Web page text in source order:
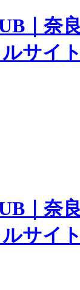
ニティ
プチーム
プチームスタッフ